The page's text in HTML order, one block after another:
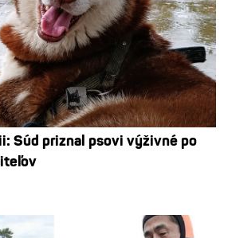
Súd priznal psovi výživné po